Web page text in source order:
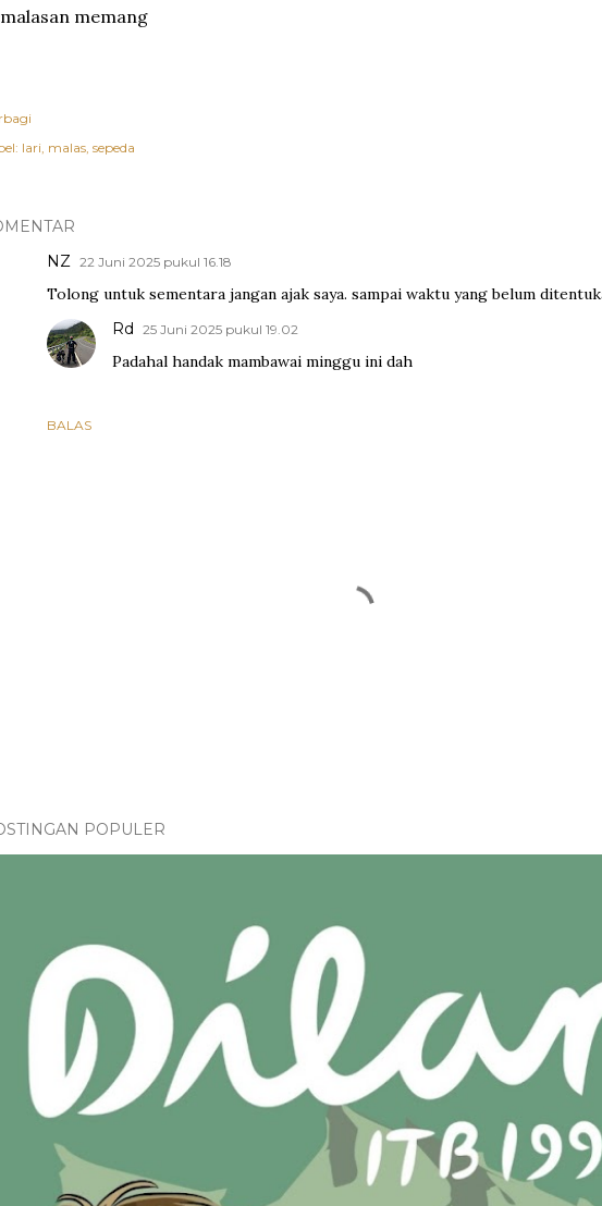
memang
lari malas sepeda
NZ 22 Juni 2025 pukul 16.18
Tolong untuk sementara jangan ajak saya. sampai waktu yang belum
BALAS
Rd 25 Juni 2025 pukul 19.02
Padahal handak mambawai minggu ini dah
POPULER